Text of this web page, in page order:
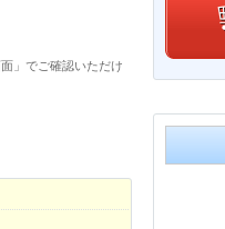
」でご確認いただけ